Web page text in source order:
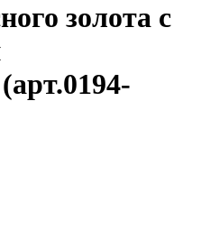
золота с